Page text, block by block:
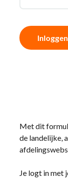
Inloggen
Met dit
de landelijke,
Je logt in met